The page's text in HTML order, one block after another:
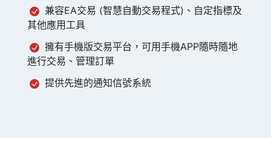
兼容EA交易 (智慧自動交易程式)、自定指標及
其他應用工具
擁有手機版交易平台，可用手機APP隨時隨地
進行交易、管理訂單
提供先進的通知信號系統